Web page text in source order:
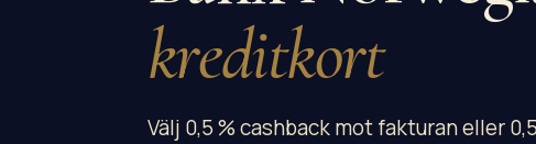
kreditkort
Välj 0,5 % cashback mot fakturan eller